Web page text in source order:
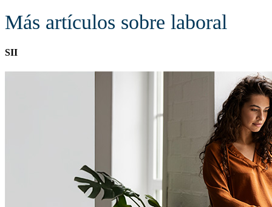
Más artículos sobre laboral
SII